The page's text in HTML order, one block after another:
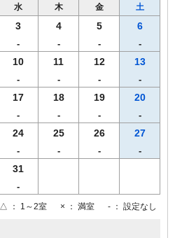
水 木 金 土
3
-
4
-
5
-
6
-
10
-
11
-
12
-
13
-
17
-
18
-
19
-
20
-
24
-
25
-
26
-
27
-
31
-
△ ： 1～2室 × ： 満室 - ： 設定なし